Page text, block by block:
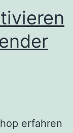
erfahren